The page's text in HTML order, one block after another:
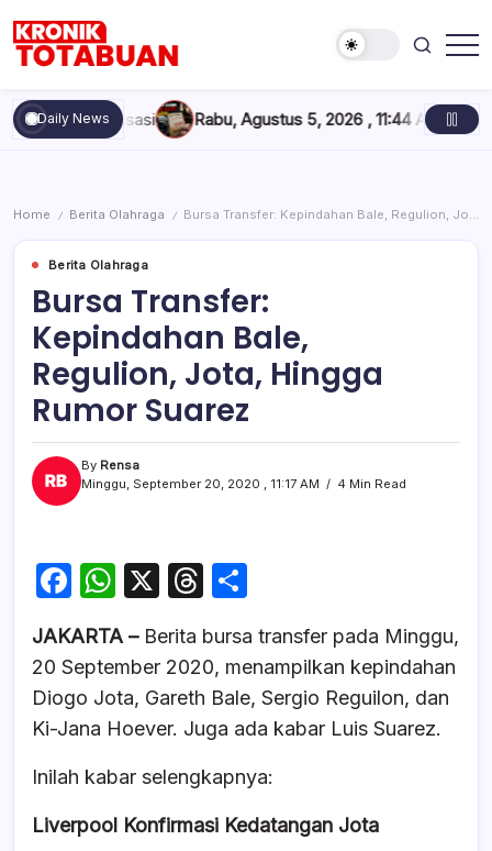
content
Totabuan
hari
ini
Kronik
Daily NewsRabu, Agustus 5, 2026 , 11:44 AMAnak Kadis Dishub
Home / Berita Olahraga / Bursa Transfer: Kepindahan Bale, Regulion, Jota, Hingga Rumor Suarez
Berita Olahraga
Bursa Transfer:
Kepindahan Bale,
Regulion, Jota, Hingga
Rumor Suarez
By Rensa
Minggu, September 20, 2020 , 11:17 AM
4 Min Read
F
c
e
b
o
k
W
at
s
A
p
X
T
e
a
d
ar
e
JAKARTA –Berita bursa transfer pada Minggu,
20 September 2020, menampilkan kepindahan
Diogo Jota, Gareth Bale, Sergio Reguilon, dan
Ki-Jana Hoever. Juga ada kabar Luis Suarez.
Inilah kabar selengkapnya:
Liverpool Konfirmasi Kedatangan Jota